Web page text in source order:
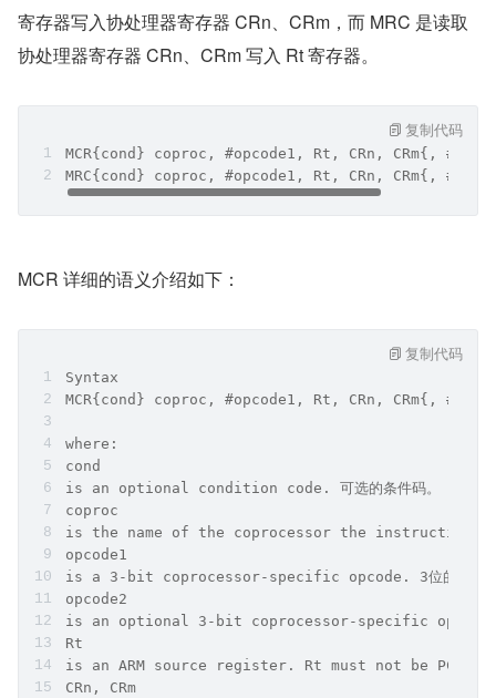
寄存器写入协处理器寄存器 CRn、CRm，而 MRC 是读取
协处理器寄存器 CRn、CRm 写入 Rt 寄存器。
MCR{cond} coproc, #opcode1, Rt, CRn, CRm{,
MRC{cond} coproc, #opcode1, Rt, CRn, CRm{,
复制代码
​MCR 详细的语义介绍如下：
Syntax
MCR{cond} coproc, #opcode1, Rt, CRn, CRm{,
where:
cond
is an optional condition code. 可选的条件码。
coproc
is the name of the coprocessor the instruction is
opcode1
is a 3-bit coprocessor-specific opcode. 3位的操作
opcode2
is an optional 3-bit coprocessor-specific opcode.可
Rt
is an ARM source register. Rt must not be PC. 要读取的
CRn, CRm
复制代码